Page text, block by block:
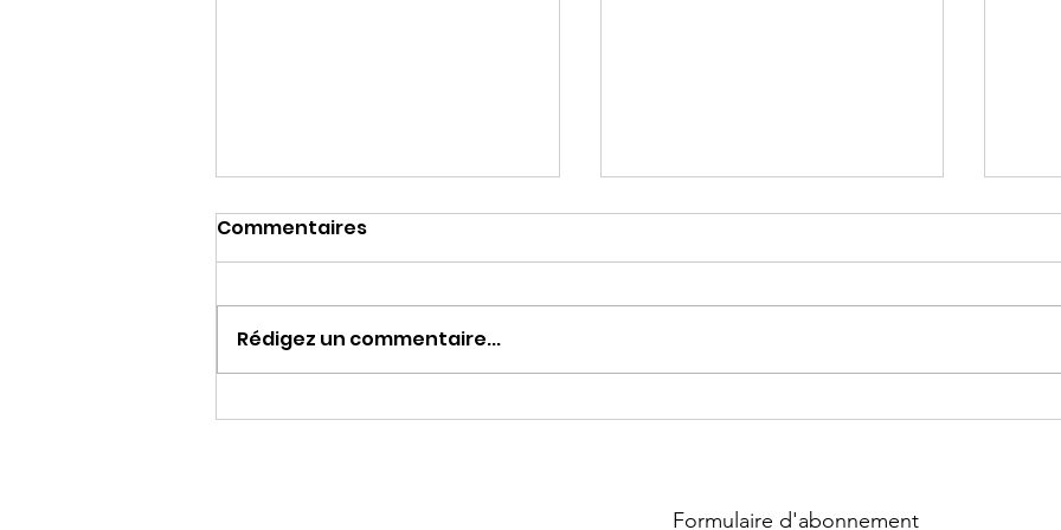
RANDONNEE
FETE DU FROMAGE ET DU
La
Commentaires
Rédigez un commentaire...
Formulaire d'abonnement